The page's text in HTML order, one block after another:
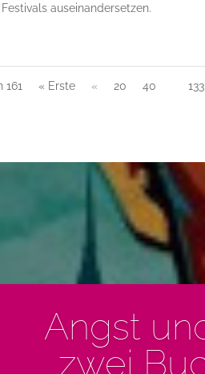
auseinandersetzen.
161 « Erste « 20 40 133
Angst
zwei